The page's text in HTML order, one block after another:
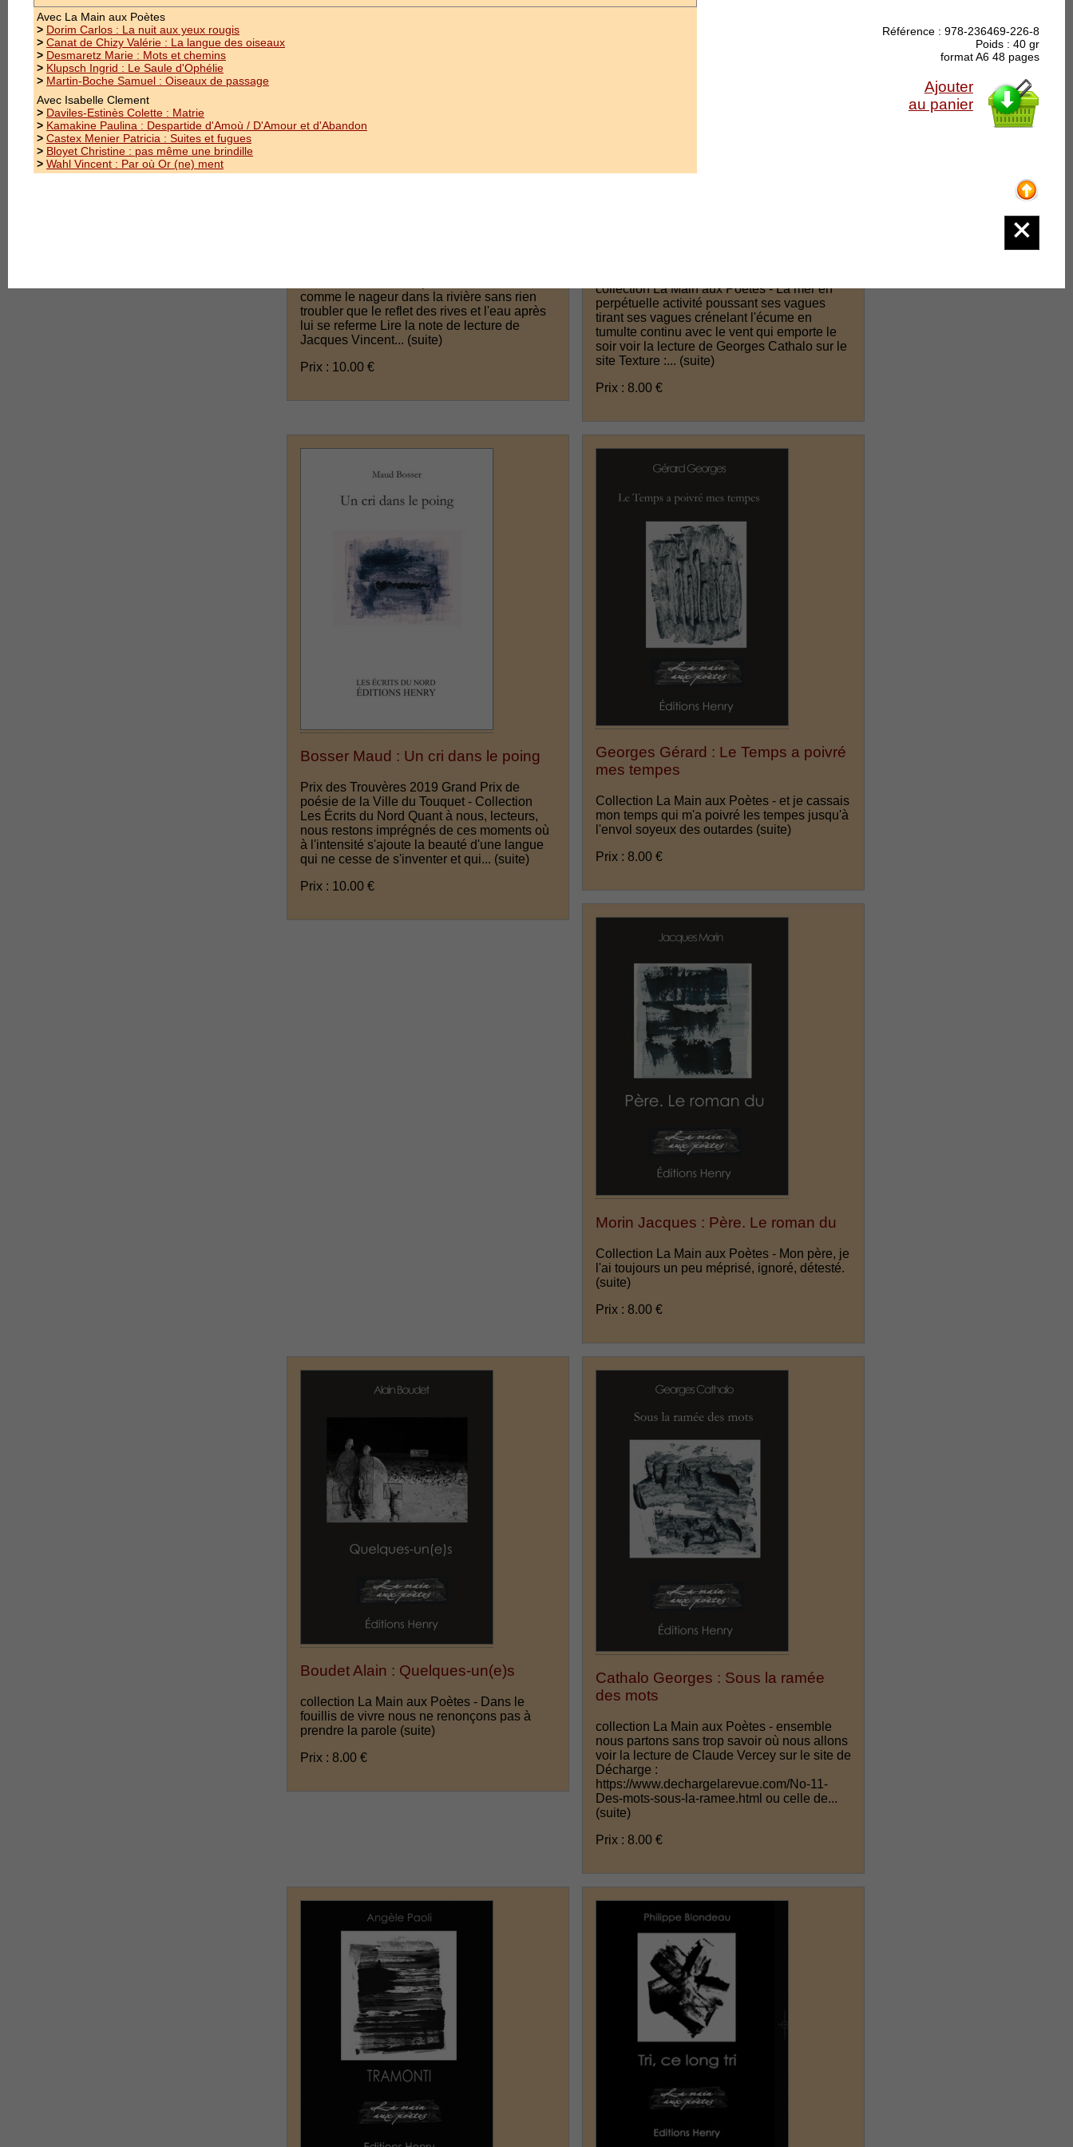
3.Mentions Légales
comme le nageur dans la rivière sans rien
troubler que le reflet des rives et l'eau après
lui se referme Lire la note de lecture de
Jacques Vincent... (suite)
Prix : 10.00 €
collection La Main aux Poètes - La mer en
perpétuelle activité poussant ses vagues
tirant ses vagues crénelant l'écume en
tumulte continu avec le vent qui emporte le
soir voir la lecture de Georges Cathalo sur le
site Texture :... (suite)
Prix : 8.00 €
Bosser Maud : Un cri dans le poing
Prix des Trouvères 2019 Grand Prix de
poésie de la Ville du Touquet - Collection
Les Écrits du Nord Quant à nous, lecteurs,
nous restons imprégnés de ces moments où
à l'intensité s'ajoute la beauté d'une langue
qui ne cesse de s'inventer et qui... (suite)
Prix : 10.00 €
Georges Gérard : Le Temps a poivré
mes tempes
Collection La Main aux Poètes - et je cassais
mon temps qui m'a poivré les tempes jusqu'à
l'envol soyeux des outardes (suite)
Prix : 8.00 €
Morin Jacques : Père. Le roman du
Collection La Main aux Poètes - Mon père, je
l'ai toujours un peu méprisé, ignoré, détesté.
(suite)
Prix : 8.00 €
Boudet Alain : Quelques-un(e)s
collection La Main aux Poètes - Dans le
fouillis de vivre nous ne renonçons pas à
prendre la parole (suite)
Prix : 8.00 €
Cathalo Georges : Sous la ramée
des mots
collection La Main aux Poètes - ensemble
nous partons sans trop savoir où nous allons
voir la lecture de Claude Vercey sur le site de
Décharge :
https://www.dechargelarevue.com/No-11-
Des-mots-sous-la-ramee.html ou celle de...
(suite)
Prix : 8.00 €
Avec La Main aux Poètes
> Dorim Carlos : La nuit aux yeux rougis
> Canat de Chizy Valérie : La langue des oiseaux
> Desmaretz Marie : Mots et chemins
> Klupsch Ingrid : Le Saule d'Ophélie
> Martin-Boche Samuel : Oiseaux de passage
Avec Isabelle Clement
> Daviles-Estinès Colette : Matrie
> Kamakine Paulina : Despartide d'Amoù / D'Amour et d'Abandon
> Castex Menier Patricia : Suites et fugues
> Bloyet Christine : pas même une brindille
> Wahl Vincent : Par où Or (ne) ment
Référence : 978-236469-226-8
Poids : 40 gr
format A6 48 pages
Ajouter
au panier